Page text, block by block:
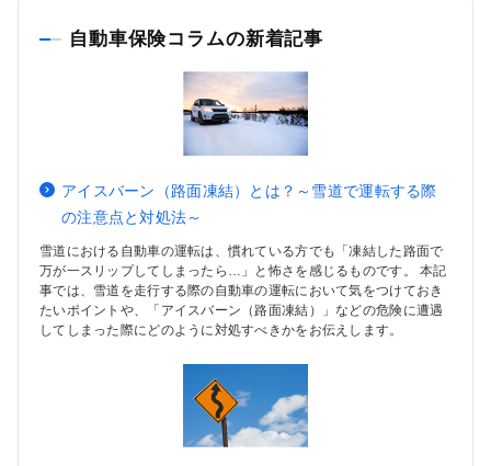
自動車保険コラムの新着記事
アイスバーン（路面凍結）とは？～雪道で運転する際
の注意点と対処法～
雪道における自動車の運転は、慣れている方でも「凍結した路面で
万が一スリップしてしまったら…」と怖さを感じるものです。 本記
事では、雪道を走行する際の自動車の運転において気をつけておき
たいポイントや、「アイスバーン（路面凍結）」などの危険に遭遇
してしまった際にどのように対処すべきかをお伝えします。